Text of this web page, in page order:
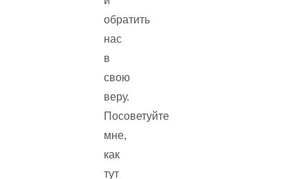
обратить
нас
в
свою
веру.
Посоветуйте
мне,
как
тут